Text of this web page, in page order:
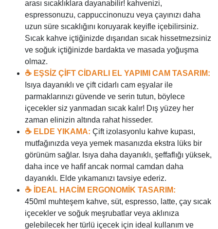
arası sıcaklıklara dayanabilir! kahvenizi,
espressonuzu, cappuccinonuzu veya çayınızı daha
uzun süre sıcaklığını koruyarak keyifle içebilirsiniz.
Sıcak kahve içtiğinizde dışarıdan sıcak hissetmezsiniz
ve soğuk içtiğinizde bardakta ve masada yoğuşma
olmaz.
☕ EŞSİZ ÇİFT CİDARLI EL YAPIMI CAM TASARIM:
Isıya dayanıklı ve çift cidarlı cam eşyalar ile
parmaklarınızı güvende ve serin tutun, böylece
içecekler siz yanmadan sıcak kalır! Dış yüzey her
zaman elinizin altında rahat hisseder.
☕ ELDE YIKAMA: Çift izolasyonlu kahve kupası,
mutfağınızda veya yemek masanızda ekstra lüks bir
görünüm sağlar. Isıya daha dayanıklı, şeffaflığı yüksek,
daha ince ve hafif ancak normal camdan daha
dayanıklı. Elde yıkamanızı tavsiye ederiz.
☕
İDEAL HACİM ERGONOMİK TASARIM:
450ml muhteşem kahve, süt, espresso, latte, çay sıcak
içecekler ve soğuk meşrubatlar veya aklınıza
gelebilecek her türlü içecek için ideal kullanım ve